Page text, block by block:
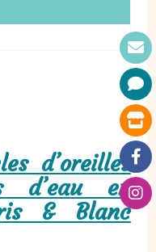
d’oreilles
d’eau en
& Blanc